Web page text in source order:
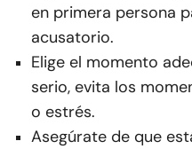
en primera persona
acusatorio.
Elige el momento
serio, evita los
o estrés.
Asegúrate de que